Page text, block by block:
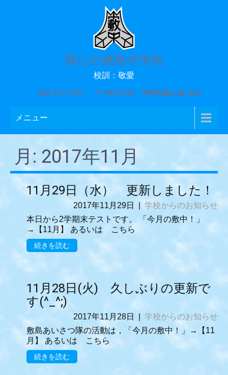
我らの敷島中学校
校訓：敬愛
055-277-3151 〒400-0123 甲斐市島上条1263
メニュー
月: 2017年11月
11月29日（水） 更新しました！
2017年11月29日
学校からのお知らせ
本日から2学期末テストです。 「今月の敷中！」
→【11月】 あるいは こちら
続きを読む
11月28日(火) 久しぶりの更新で
す(^_^;)
2017年11月28日
学校からのお知らせ
敷島あいさつ隊の活動は，「今月の敷中！」→【11
月】 あるいは こちら
続きを読む